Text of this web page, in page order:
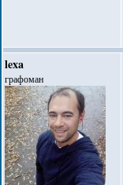
lexa
графоман